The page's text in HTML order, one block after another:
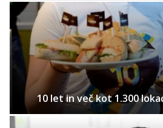
10 let in več kot 1.300